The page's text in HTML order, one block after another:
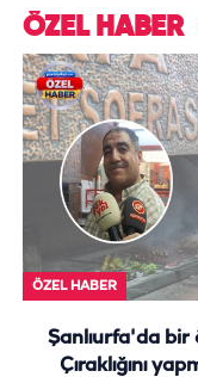
ÖZEL HABER
ÖZEL HABER
Şanlıurfa'da bir
Çıraklığını